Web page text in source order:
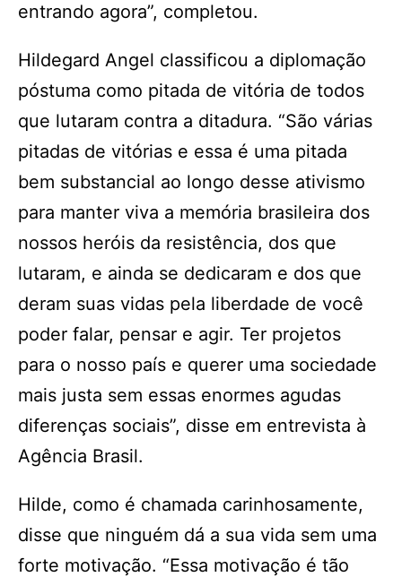
entrando agora”, completou.
Hildegard Angel classificou a diplomação
póstuma como pitada de vitória de todos
que lutaram contra a ditadura. “São várias
pitadas de vitórias e essa é uma pitada
bem substancial ao longo desse ativismo
para manter viva a memória brasileira dos
nossos heróis da resistência, dos que
lutaram, e ainda se dedicaram e dos que
deram suas vidas pela liberdade de você
poder falar, pensar e agir. Ter projetos
para o nosso país e querer uma sociedade
mais justa sem essas enormes agudas
diferenças sociais”, disse em entrevista à
Agência Brasil.
Hilde, como é chamada carinhosamente,
disse que ninguém dá a sua vida sem uma
forte motivação. “Essa motivação é tão